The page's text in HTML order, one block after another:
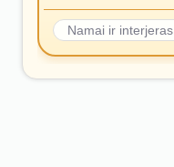
Namai ir interjeras